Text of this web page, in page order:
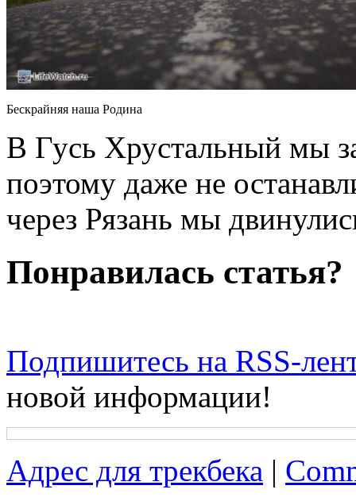
Бескрайняя наша Родина
В Гусь Хрустальный мы
поэтому даже не
через Рязань мы
Понравилась статья?
Подпишитесь на RSS-
новой информации!
Адрес для трекбека |